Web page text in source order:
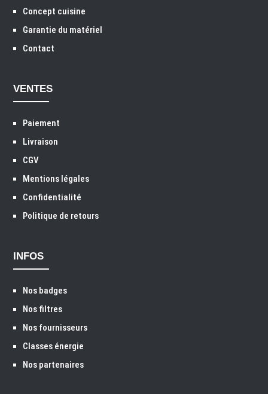
Concept cuisine
Garantie du matériel
Contact
VENTES
Paiement
Livraison
CGV
Mentions légales
Confidentialité
Politique de retours
INFOS
Nos badges
Nos filtres
Nos fournisseurs
Classes énergie
Nos partenaires